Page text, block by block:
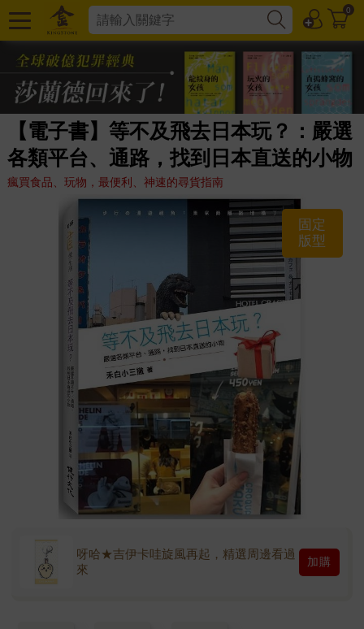
0
【電子書】等不及飛去日本玩？：嚴選
各類平台、通路，找到日本直送的小物
瘋買食品、玩物，最便利、神速的尋貨指南
固定
版型
呀哈★吉伊卡哇旋風再起，精選周邊看過
來
加購